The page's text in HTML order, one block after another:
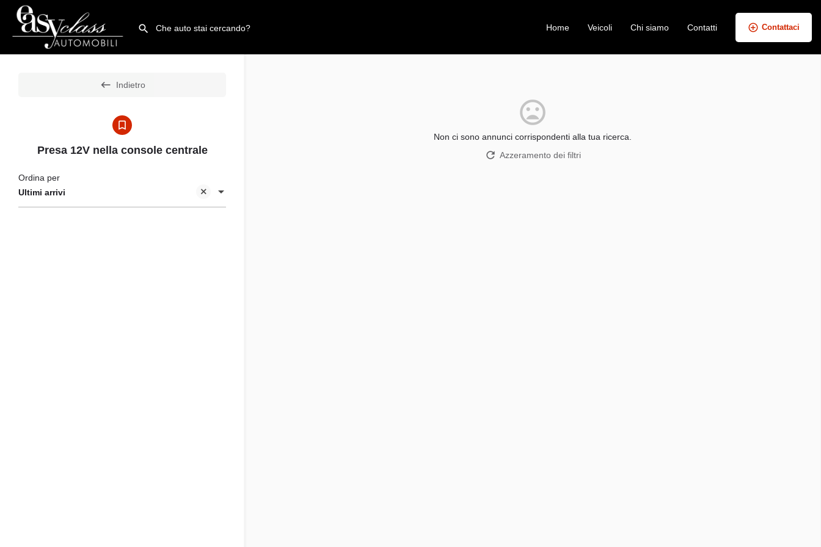
Home Veicoli Chi siamo Contatti Contattaci
Indietro
Presa 12V nella console centrale
Ultimi arrivi
Ordina per
Non ci sono annunci corrispondenti alla tua ricerca.
Azzeramento dei filtri